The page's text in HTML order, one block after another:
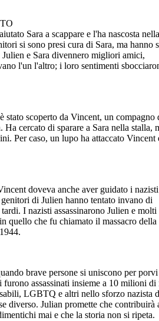
Sara a scappare e l'ha nascosta
si sono presi cura di Sara, ma hanno
e Sara divennero migliori amici,
l'un l'altro; i loro sentimenti
stato scoperto da Vincent, un compagno
Ha cercato di sparare a Sara nella stalla,
Per caso, un lupo ha attaccato Vincent
doveva anche aver guidato i
di Julien hanno tentato invano di
I nazisti assassinarono Julien e
quello che fu chiamato il massacro della
brave persone si uniscono per
assassinati insieme a 10 milioni di
LGBTQ e altri nello sforzo nazista
diverso. Julian promette che contribuirà
mai e che la storia non si ripeta.